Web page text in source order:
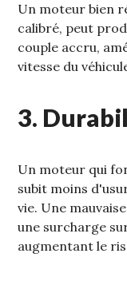
Un moteur bien
calibré‚ peut
couple accru‚
vitesse du
3.
Un moteur qui
subit moins
vie. Une
une surcharge
augmentant le